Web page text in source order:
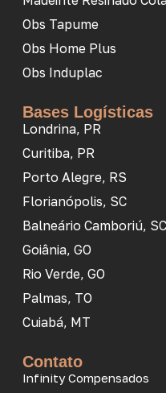
Obs Tapume
Obs Home Plus
Obs Induplac
Bases Logísticas
Londrina, PR
Curitiba, PR
Porto Alegre, RS
Florianópolis, SC
Balneário Camboriú, SC
Goiânia, GO
Rio Verde, GO
Palmas, TO
Cuiabá, MT
Contato
Infinity Compensados